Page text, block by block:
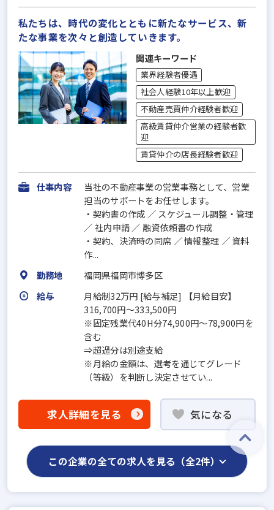
私たちは、時代の変化とともに新たなサービス、新
たな事業を次々と創造していきます。
関連キーワード
業界経験者優遇
社会人経験10年以上歓迎
不動産売買仲介経験者歓迎
高級賃貸仲介営業の経験者歓
迎
賃貸仲介の店長経験者歓迎
仕事内容
当社の不動産事業の営業事務として、営業
担当のサポートをお任せします。
・契約書の作成 ／ スケジュール調整・管理
／ 社内申請 ／ 融資依頼書の作成
・契約、決済時の同席 ／ 情報整理 ／ 資料
作...
勤務地
福岡県福岡市博多区
給与
月給制32万円 [給与補足] 【月給目安】
316,700円～333,500円
※固定残業代40H分74,900円～78,900円を
含む
⇒超過分は別途支給
※月給の金額は、選考を通じてグレード
（等級）を判断し決定させてい...
求人詳細を見る 気になる
この企業の全ての求人を見る（全2件）